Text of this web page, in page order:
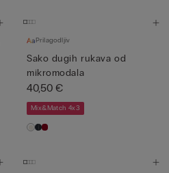
Prilagodljiv
Sako dugih rukava od
mikromodala
40,50 €
Mix&Match 4x3